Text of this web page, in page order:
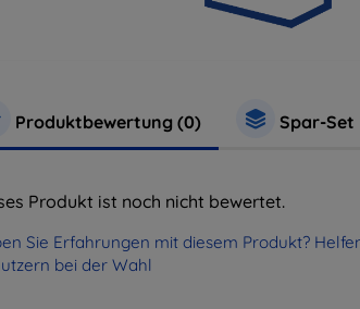
Produktbewertung (0) Spar-Set
Produkt ist noch nicht bewertet.
Sie Erfahrungen mit diesem Produkt?
bei der Wahl